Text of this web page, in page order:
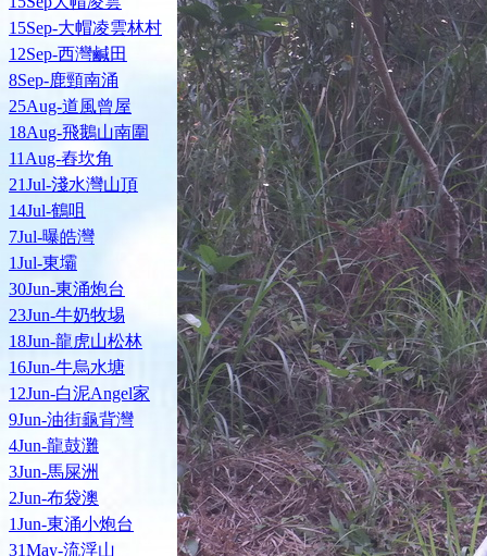
15Sep-大帽凌雲林村
12Sep-西灣鹹田
8Sep-鹿頸南涌
25Aug-道風曾屋
18Aug-飛鵝山南圍
11Aug-舂坎角
21Jul-淺水灣山頂
14Jul-鶴咀
7Jul-曝皓灣
1Jul-東壩
30Jun-東涌炮台
23Jun-牛奶牧埸
18Jun-龍虎山松林
16Jun-牛烏水塘
12Jun-白泥Angel家
9Jun-油街龜背灣
4Jun-龍鼓灘
3Jun-馬屎洲
2Jun-布袋澳
1Jun-東涌小炮台
31May-流浮山